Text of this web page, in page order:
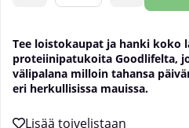
Tee loistokaupat ja hanki koko
proteiinipatukoita Goodlifelta,
välipalana milloin tahansa
eri herkullisissa mauissa.